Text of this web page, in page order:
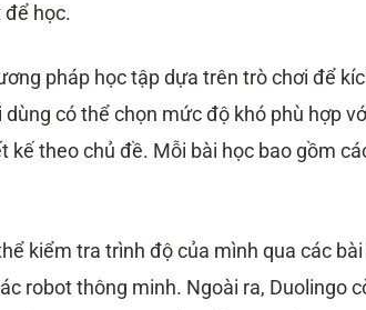
để học.
pháp học tập dựa trên trò chơi để
có thể chọn mức độ khó phù hợp
kế theo chủ đề. Mỗi bài học bao gồm
kiểm tra trình độ của mình qua các
robot thông minh. Ngoài ra, Duolingo